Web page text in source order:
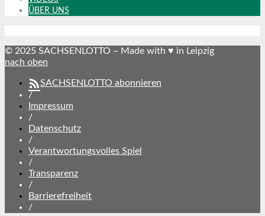
ÜBER UNS
© 2025 SACHSENLOTTO – Made with ♥ in Leipzig
nach oben
SACHSENLOTTO abonnieren
/
Impressum
/
Datenschutz
/
Verantwortungsvolles Spiel
/
Transparenz
/
Barrierefreiheit
/